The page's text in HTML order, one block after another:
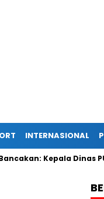
INTERNASIONAL
Kepala Dinas